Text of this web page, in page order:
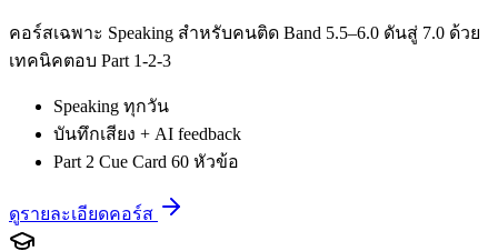
คอร์สเฉพาะ Speaking สำหรับคนติด Band 5.5–6.0 ดันสู่ 7.0 ด้วย
เทคนิคตอบ Part 1-2-3
Speaking ทุกวัน
บันทึกเสียง + AI feedback
Part 2 Cue Card 60 หัวข้อ
ดูรายละเอียดคอร์ส